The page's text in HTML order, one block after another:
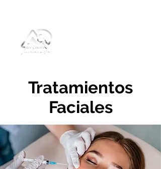
Tratamientos
Faciales